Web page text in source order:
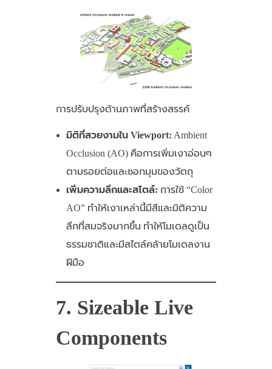
การปรับปรุงด้านภาพที่สร้างสรรค์
มิติที่สวยงามใน Viewport: Ambient
Occlusion (AO) คือการเพิ่มเงาอ่อนๆ
ตามรอยต่อและซอกมุมของวัตถุ
เพิ่มความลึกและสไตล์: การใช้ “Color
AO” ทำให้เงาเหล่านี้มีสีและมิติความ
ลึกที่สมจริงมากขึ้น ทำให้โมเดลดูเป็น
ธรรมชาติและมีสไตล์คล้ายโมเดลงาน
ฝีมือ
7. Sizeable Live
Components